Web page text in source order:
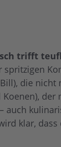
trifft
spritzigen
die
Koenen),
auch
klar,